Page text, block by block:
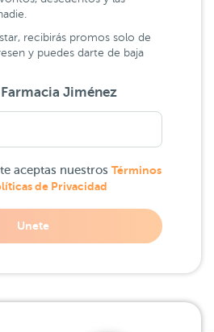
recibirás promos solo de
y puedes darte de baja
Jiménez
aceptas nuestros Términos
de Privacidad
Unete